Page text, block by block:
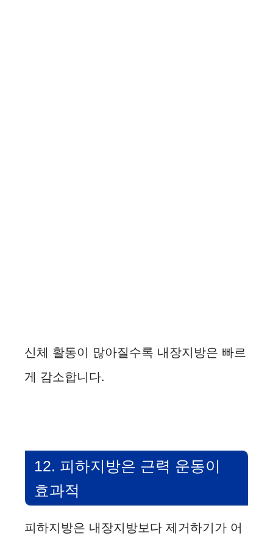
신체 활동이 많아질수록 내장지방은 빠르
게 감소합니다.
12. 피하지방은 근력 운동이
효과적
피하지방은 내장지방보다 제거하기가 어